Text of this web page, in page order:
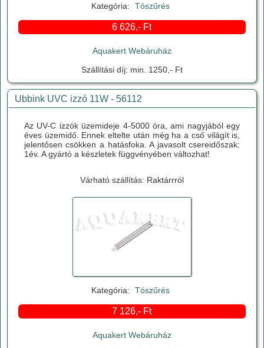
Kategória: Tószűrés
6 626,- Ft
Aquakert Webáruház
Szállítási díj: min. 1250,- Ft
Ubbink UVC izzó 11W - 56112
Az UV-C izzók üzemideje 4-5000 óra, ami nagyjából egy
éves üzemidő. Ennek eltelte után még ha a cső világít is,
jelentősen csökken a hatásfoka. A javasolt csereidőszak:
1év. A gyártó a készletek függvényében változhat!
Várható szállítás: Raktárrról
Kategória: Tószűrés
7 126,- Ft
Aquakert Webáruház